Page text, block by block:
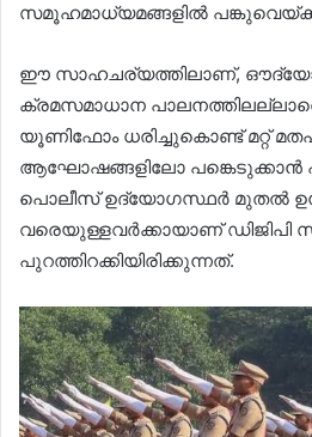
സമൂഹമാധ്യമങ്ങളിൽ
ഈ സാഹചര്യത്തിലാണ്,
ക്രമസമാധാന
യൂണിഫോം ധരിച്ചുകൊണ്ട് മറ്റ്
ആഘോഷങ്ങളിലോ പങ്കെടുക്കാൻ
പൊലീസ് ഉദ്യോഗസ്ഥർ മുതൽ
വരെയുള്ളവർക്കായാണ് ഡ‍ിജിപി
പുറത്തിറക്കിയിരിക്കുന്നത്.